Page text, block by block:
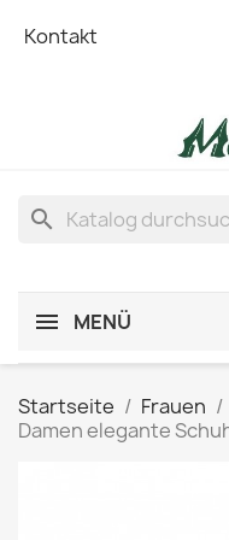
Kontakt
search
MENÜ
Startseite Frauen
Damen elegante